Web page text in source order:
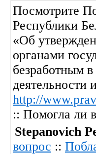
Посмотрите
Республики
«Об
органами
безработным
деятельности
http://
:: Помогла ли
Stepanovich
вопрос ::